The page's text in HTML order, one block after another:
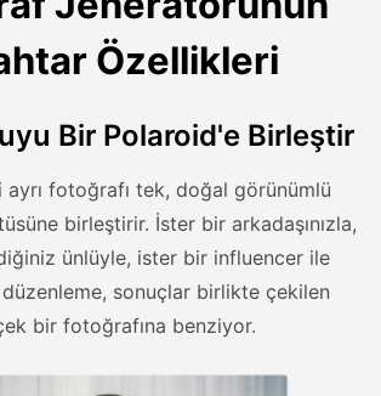
Özellikleri
Bir Polaroid'e Birleştir
fotoğrafı tek, doğal görünümlü
birleştirir. İster bir arkadaşınızla,
ünlüyle, ister bir influencer ile
sonuçlar birlikte çekilen
bir fotoğrafına benziyor.